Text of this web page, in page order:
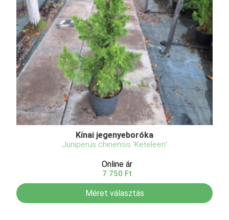
Kínai jegenyeboróka
Juniperus chinensis 'Keteleeri'
Online ár
7 750 Ft
Méret választás